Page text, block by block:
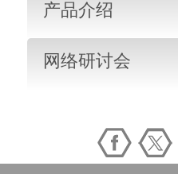
产品介绍
网络研讨会